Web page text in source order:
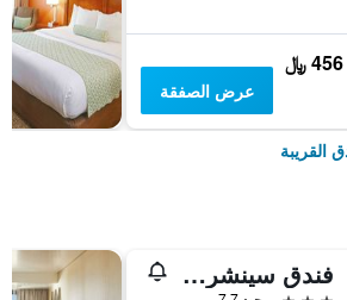
456 ﷼
عرض الصفقة
القريبة
فندق سينشري بارك إل إيه